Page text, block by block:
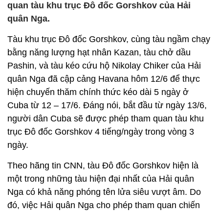
quan tàu khu trục Đô đốc Gorshkov của Hải
quân Nga.
Tàu khu trục Đô đốc Gorshkov, cùng tàu ngầm chạy
bằng năng lượng hạt nhân Kazan, tàu chở dầu
Pashin, và tàu kéo cứu hộ Nikolay Chiker của Hải
quân Nga đã cập cảng Havana hôm 12/6 để thực
hiện chuyến thăm chính thức kéo dài 5 ngày ở
Cuba từ 12 – 17/6. Đáng nói, bắt đầu từ ngày 13/6,
người dân Cuba sẽ được phép tham quan tàu khu
trục Đô đốc Gorshkov 4 tiếng/ngày trong vòng 3
ngày.
Theo hãng tin CNN, tàu Đô đốc Gorshkov hiện là
một trong những tàu hiện đại nhất của Hải quân
Nga có khả năng phóng tên lửa siêu vượt âm. Do
đó, việc Hải quân Nga cho phép tham quan chiến